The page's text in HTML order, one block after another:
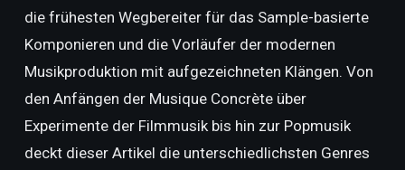
die frühesten Wegbereiter für das Sample-basierte
Komponieren und die Vorläufer der modernen
Musikproduktion mit aufgezeichneten Klängen. Von
den Anfängen der Musique Concrète über
Experimente der Filmmusik bis hin zur Popmusik
deckt dieser Artikel die unterschiedlichsten Genres